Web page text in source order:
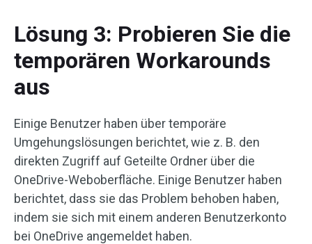
Lösung 3: Probieren Sie die
temporären Workarounds
aus
Einige Benutzer haben über temporäre
Umgehungslösungen berichtet, wie z. B. den
direkten Zugriff auf Geteilte Ordner über die
OneDrive-Weboberfläche. Einige Benutzer haben
berichtet, dass sie das Problem behoben haben,
indem sie sich mit einem anderen Benutzerkonto
bei OneDrive angemeldet haben.